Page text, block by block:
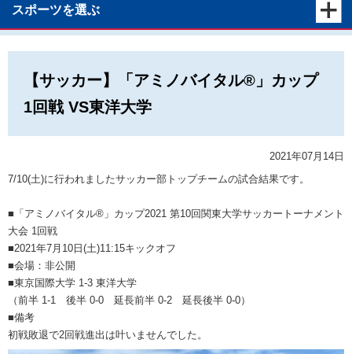
スポーツを選ぶ
【サッカー】「アミノバイタル®」カップ
1回戦 VS東洋大学
2021年07月14日
7/10(土)に行われましたサッカー部トップチームの試合結果です。
■「アミノバイタル®」カップ2021 第10回関東大学サッカートーナメント
大会 1回戦
■2021年7月10日(土)11:15キックオフ
■会場：非公開
■東京国際大学 1-3 東洋大学
（前半 1-1 後半 0-0 延長前半 0-2 延長後半 0-0）
■備考
初戦敗退で2回戦進出は叶いませんでした。